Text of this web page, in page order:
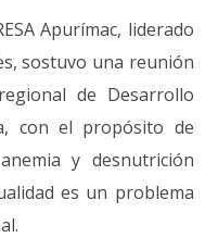
Apurímac, liderado
sostuvo una reunión
de Desarrollo
con el propósito de
y desnutrición
es un problema